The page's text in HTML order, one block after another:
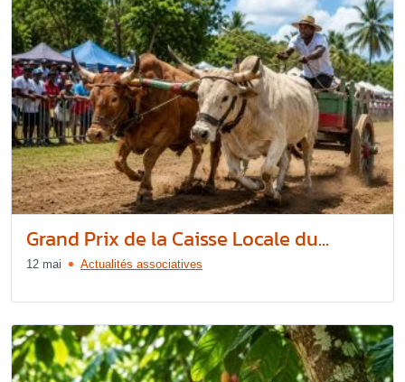
Grand Prix de la Caisse Locale du...
12 mai Actualités associatives